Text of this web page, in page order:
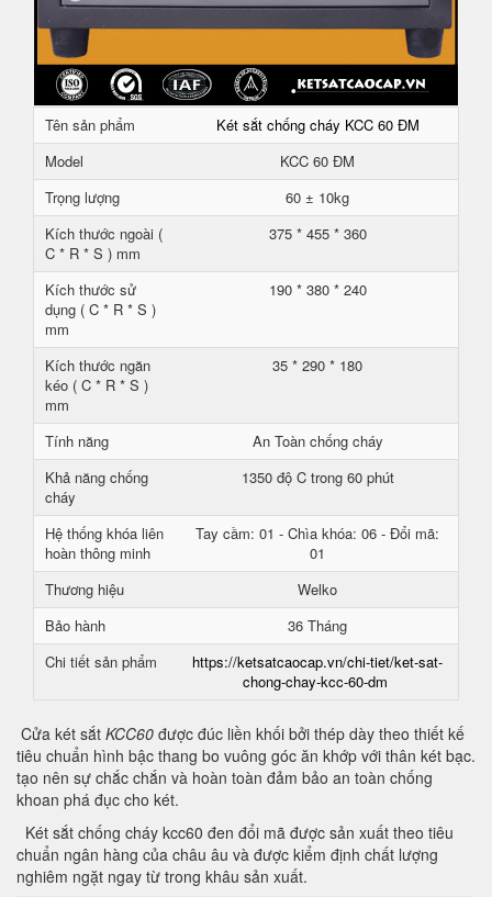
Tên sản phẩm
Két sắt chống cháy KCC 60 ĐM
Model
KCC 60 ĐM
Trọng lượng
60 ± 10kg
Kích thước ngoài (
C * R * S ) mm
375 * 455 * 360
Kích thước sử
dụng ( C * R * S )
mm
190 * 380 * 240
Kích thước ngăn
kéo ( C * R * S )
mm
35 * 290 * 180
Tính năng
An Toàn chống cháy
Khả năng chống
cháy
1350 độ C trong 60 phút
Hệ thống khóa liên
hoàn thông minh
Tay cầm: 01 - Chìa khóa: 06 - Đổi mã:
01
Thương hiệu
Welko
Bảo hành
36 Tháng
Chi tiết sản phẩm
https://ketsatcaocap.vn/chi-tiet/ket-sat-
chong-chay-kcc-60-dm
Cửa két sắt KCC60 được đúc liền khối bởi thép dày theo thiết kế
tiêu chuẩn hình bậc thang bo vuông góc ăn khớp với thân két bạc.
tạo nên sự chắc chắn và hoàn toàn đảm bảo an toàn chống
khoan phá đục cho két.
Két sắt chống cháy kcc60 đen đổi mã được sản xuất theo tiêu
chuẩn ngân hàng của châu âu và được kiểm định chất lượng
nghiêm ngặt ngay từ trong khâu sản xuất.